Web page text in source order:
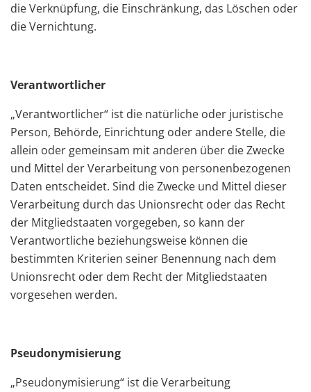
die Verknüpfung, die Einschränkung, das Löschen oder
die Vernichtung.
Verantwortlicher
„Verantwortlicher“ ist die natürliche oder juristische
Person, Behörde, Einrichtung oder andere Stelle, die
allein oder gemeinsam mit anderen über die Zwecke
und Mittel der Verarbeitung von personenbezogenen
Daten entscheidet. Sind die Zwecke und Mittel dieser
Verarbeitung durch das Unionsrecht oder das Recht
der Mitgliedstaaten vorgegeben, so kann der
Verantwortliche beziehungsweise können die
bestimmten Kriterien seiner Benennung nach dem
Unionsrecht oder dem Recht der Mitgliedstaaten
vorgesehen werden.
Pseudonymisierung
„Pseudonymisierung“ ist die Verarbeitung